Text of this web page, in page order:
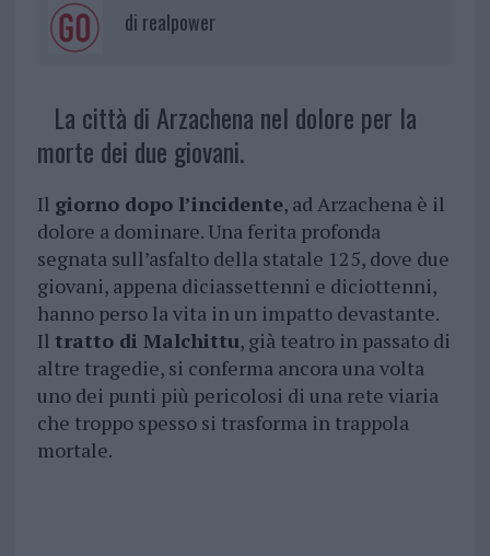
di realpower
La città di Arzachena nel dolore per la
morte dei due giovani.
Il giorno dopo l’incidente, ad Arzachena è il
dolore a dominare. Una ferita profonda
segnata sull’asfalto della statale 125, dove due
giovani, appena diciassettenni e diciottenni,
hanno perso la vita in un impatto devastante.
Il tratto di Malchittu, già teatro in passato di
altre tragedie, si conferma ancora una volta
uno dei punti più pericolosi di una rete viaria
che troppo spesso si trasforma in trappola
mortale.